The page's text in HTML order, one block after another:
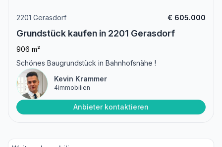
2201 Gerasdorf € 605.000
Grundstück kaufen in 2201 Gerasdorf
906 m²
Schönes Baugrundstück in Bahnhofsnähe !
Kevin Krammer
4immobilien
Anbieter kontaktieren